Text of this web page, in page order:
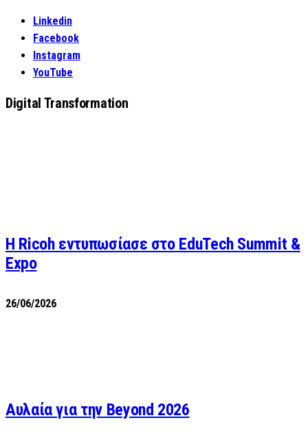
Linkedin
Facebook
Instagram
YouTube
Digital Transformation
Η Ricoh εντυπωσίασε στο EduTech Summit &
Expo
26/06/2026
Αυλαία για την Beyond 2026